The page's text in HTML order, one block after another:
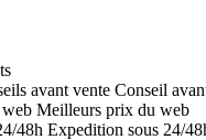
Conseil
Meilleurs prix du web
Expedition sous 24/